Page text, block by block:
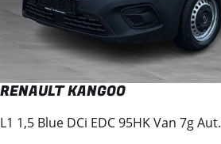
RENAULT KANGOO
L1 1,5 Blue DCi EDC 95HK Van 7g Aut.